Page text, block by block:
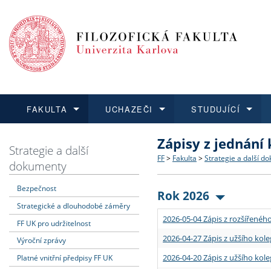
FAKULTA
Dozvědět se více
Struktura a historie
Strategie a další
Podpora a benefity pro
Absolventi fakulty
UCHAZEČI
Podat přihlášku
Co studovat a jak se
Učitelské studijní
Informace k průběhu
STUDUJÍCÍ
Dozvědět se více
Bakalářské a magisterské
Doktorské studium
Rigorózní řízení
Dozvědět se více
O vědě a výzkumu na FF
Akademické kvalifikace
Granty a projekty
Dozvědět se více
Aktuální nabídky a
Vyjíždějící studenti
Přijíždějící studenti
Vyjíždějící zaměstnanci
Strategie a další
dokumenty
Bezpečnost
Strategické a dlouhodobé záměry
FF UK pro udržitelnost
Výroční zprávy
Platné vnitřní předpisy FF UK
Zápisy z jednání
FF > Fakulta > Strategie a další
Rok 2026
2026-05-04 Zápis z
2026-04-27 Zápis z užšího
2026-04-20 Zápis z užšího